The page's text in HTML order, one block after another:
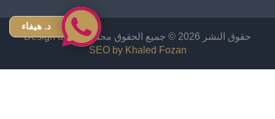
حقوق النشر 2026 © جميع الحقوق محفوظة
Design and
SEO by Khaled Fozan
د. هيفاء